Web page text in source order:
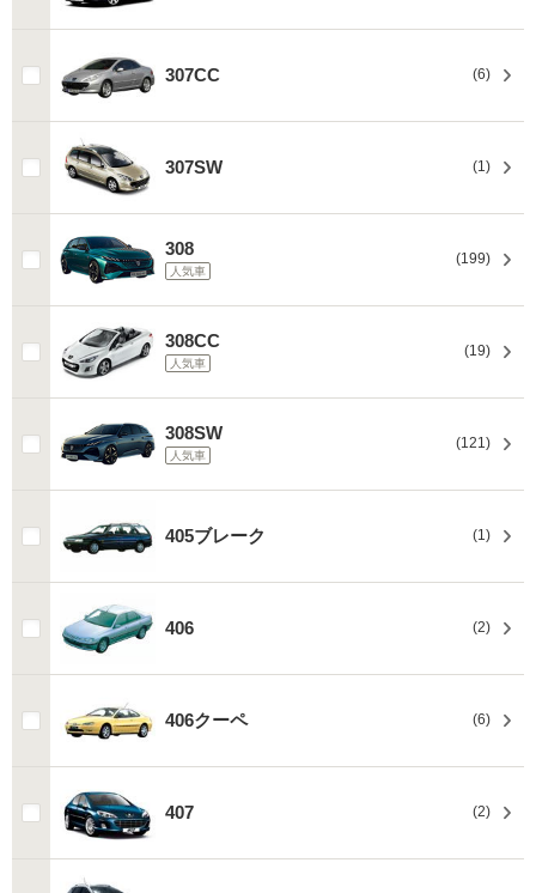
307CC (6)
307SW (1)
308
人気車
(199)
308CC
人気車
(19)
308SW
人気車
(121)
405ブレーク (1)
406 (2)
406クーペ (6)
407 (2)